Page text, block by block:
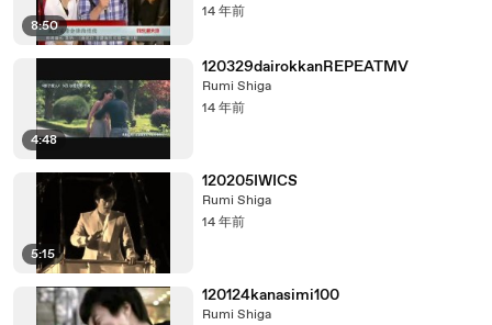
8:50
14 年前
4:48
120329dairokkanREPEATMV
Rumi Shiga
14 年前
5:15
120205IWICS
Rumi Shiga
14 年前
120124kanasimi100
Rumi Shiga